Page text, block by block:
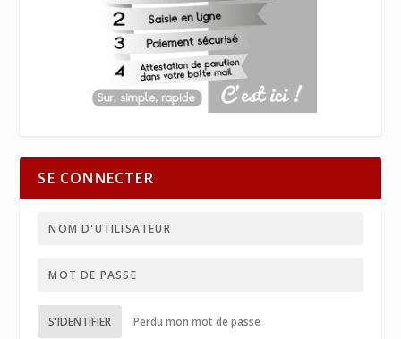
SE CONNECTER
S'IDENTIFIER Perdu mon mot de passe